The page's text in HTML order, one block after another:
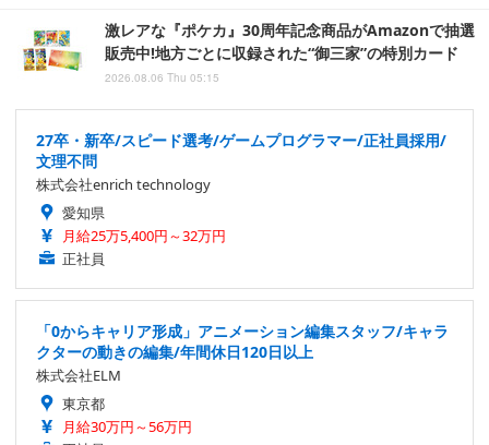
激レアな『ポケカ』30周年記念商品がAmazonで抽選
販売中!地方ごとに収録された“御三家”の特別カード
2026.08.06 Thu 05:15
27卒・新卒/スピード選考/ゲームプログラマー/正社員採用/
文理不問
株式会社enrich technology
愛知県
月給25万5,400円～32万円
正社員
「0からキャリア形成」アニメーション編集スタッフ/キャラ
クターの動きの編集/年間休日120日以上
株式会社ELM
東京都
月給30万円～56万円